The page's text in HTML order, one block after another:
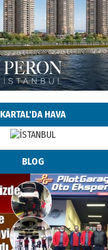
KARTAL'DA HAVA
BLOG